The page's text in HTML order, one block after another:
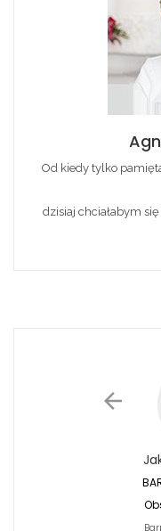
Od kiedy tylko
dzisiaj chciałabym